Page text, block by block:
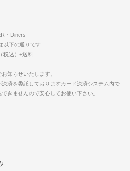
・Diners
の通りです
）+送料
知らせいたします。
済を委託しておりますカード決済システム内で
きませんので安心してお使い下さい。